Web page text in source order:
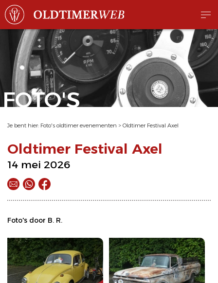
FOTO'S
Je bent hier: Foto's oldtimer evenementen > Oldtimer Festival Axel
Oldtimer Festival Axel
14 mei 2026
Foto's door B. R.